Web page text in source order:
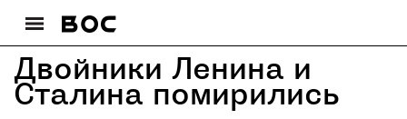
Двойники Ленина и
Сталина помирились